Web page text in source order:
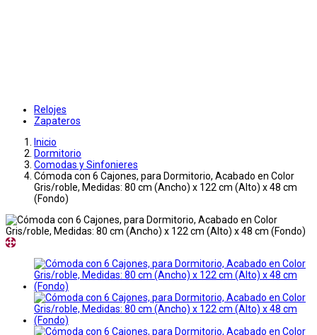
Relojes
Zapateros
Inicio
Dormitorio
Comodas y Sinfonieres
Cómoda con 6 Cajones, para Dormitorio, Acabado en Color
Gris/roble, Medidas: 80 cm (Ancho) x 122 cm (Alto) x 48 cm
(Fondo)